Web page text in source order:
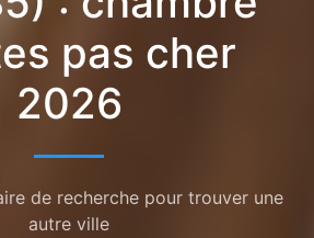
pas cher
2026
de recherche pour trouver une
autre ville